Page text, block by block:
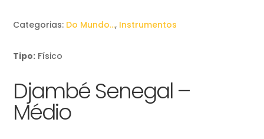
Categorias: Do Mundo…, Instrumentos
Tipo: Físico
Djambé Senegal –
Médio